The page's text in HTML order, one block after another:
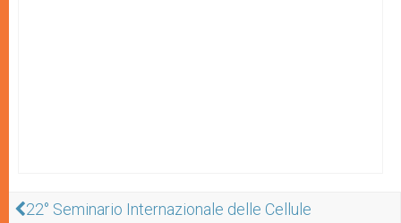
22° Seminario Internazionale delle Cellule